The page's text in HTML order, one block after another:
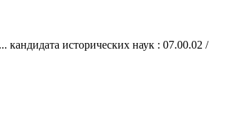
исторических наук : 07.00.02 /